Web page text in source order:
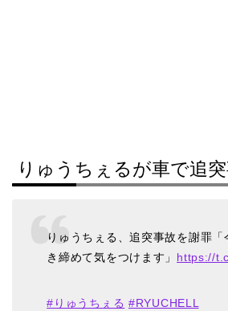
りゅうちぇるが車で追
りゅうちぇる、追突事故を謝罪「
き締めて気をつけます」 https://
#りゅうちぇる #RYUCHELL